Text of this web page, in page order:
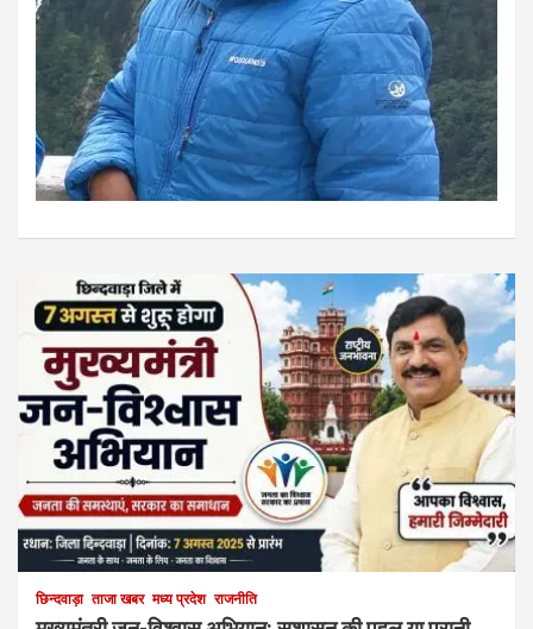
छिन्दवाड़ा ताजा खबर मध्य प्रदेश राजनीति